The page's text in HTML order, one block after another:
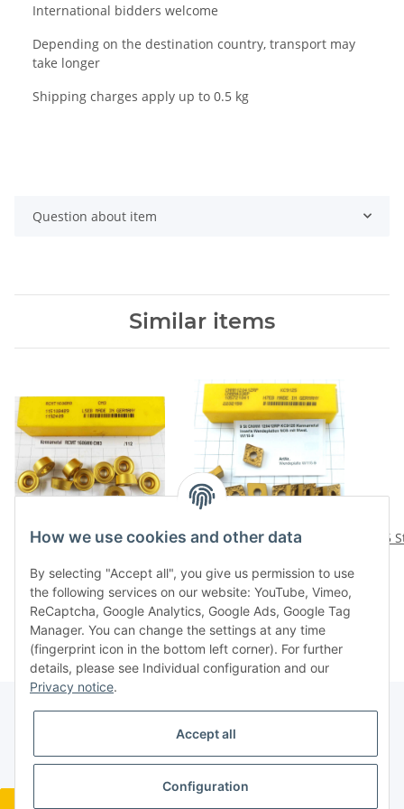
International bidders welcome
Depending on the destination country, transport may
take longer
Shipping charges apply up to 0.5 kg
Question about item
Similar items
10 St. RCMT 1606M0
Wendeplatte Inserts neu
NOS mit Mwst. /112
51,36 €*
9 St CNMM 120412RP
Inserts Wendeplatten
NOS mit Mwst. W115-9
32,16 €*
5
How we use cookies and other data
By selecting "Accept all", you give us permission to use
the following services on our website: YouTube, Vimeo,
ReCaptcha, Google Analytics, Google Ads, Google Tag
Manager. You can change the settings at any time
(fingerprint icon in the bottom left corner). For further
details, please see Individual configuration and our
Privacy notice.
Accept all
Configuration